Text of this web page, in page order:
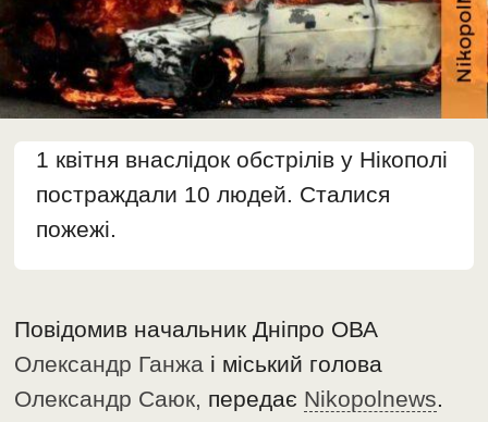
1 квітня внаслідок обстрілів у Нікополі
постраждали 10 людей. Сталися
пожежі.
Повідомив начальник Дніпро ОВА
Олександр Ганжа і міський голова
Олександр Саюк, передає Nikopolnews.